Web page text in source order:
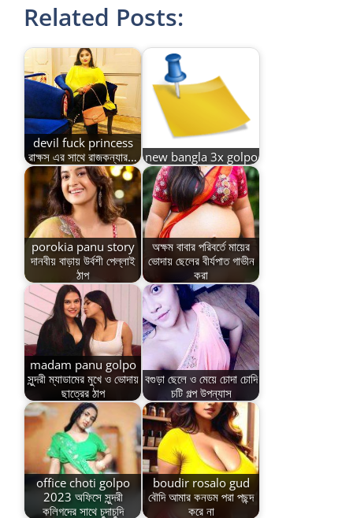
Related Posts:
devil fuck princess
রাক্ষস এর সাথে রাজকন্যার… new bangla 3x golpo
porokia panu story
দানবীয় বাড়ায় উর্বশী পেল্লাই
ঠাপ
অক্ষম বাবার পরিবর্তে মায়ের
ভোদায় ছেলের বীর্যপাত গাভীন
করা
madam panu golpo
সুন্দরী ম্যাডামের মুখে ও ভোদায়
ছাত্রের ঠাপ
বগুড়া ছেলে ও মেয়ে চোদা চোদি
চটি গল্প উপন্যাস
office choti golpo
2023 অফিসে সুন্দরী
কলিগদের সাথে চুদাচুদি
boudir rosalo gud
বৌদি আমার কনডম পরা পছন্দ
করে না